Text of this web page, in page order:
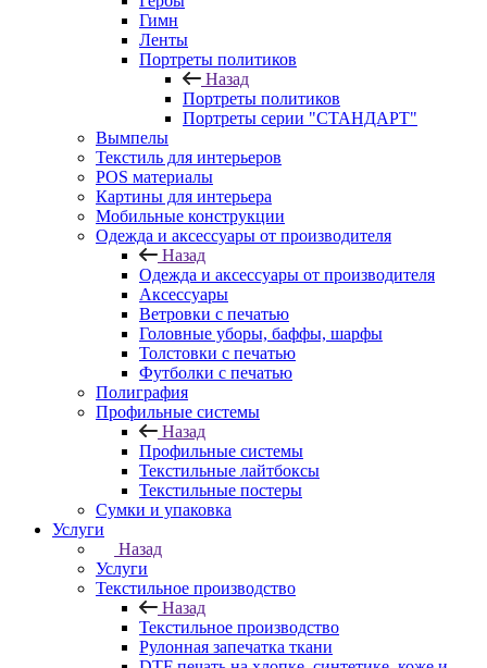
Гимн
Ленты
Портреты политиков
Назад
Портреты политиков
Портреты серии "СТАНДАРТ"
Вымпелы
Текстиль для интерьеров
POS материалы
Картины для интерьера
Мобильные конструкции
Одежда и аксессуары от производителя
Назад
Одежда и аксессуары от производителя
Аксессуары
Ветровки с печатью
Головные уборы, баффы, шарфы
Толстовки с печатью
Футболки с печатью
Полиграфия
Профильные системы
Назад
Профильные системы
Текстильные лайтбоксы
Текстильные постеры
Сумки и упаковка
Услуги
Назад
Услуги
Текстильное производство
Назад
Текстильное производство
Рулонная запечатка ткани